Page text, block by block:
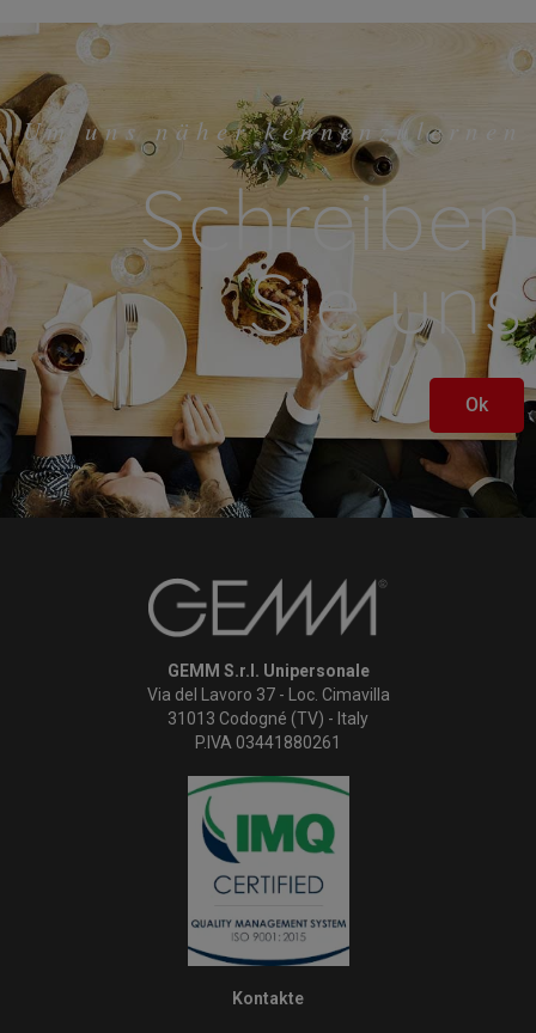
Um uns näher kennenzulernen
Schreiben
Sie uns
Ok
GEMM S.r.l. Unipersonale
Via del Lavoro 37 - Loc. Cimavilla
31013 Codogné (TV) - Italy
P.IVA 03441880261
Kontakte